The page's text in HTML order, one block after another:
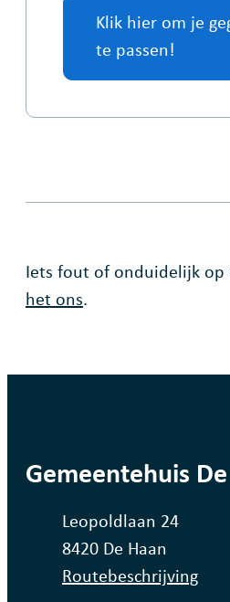
Klik hier om je
te passen!
Fout op deze
Iets fout of onduidelijk op
het ons.
contact
Gemeentehuis
AdresLeopoldlaan 24
,8420 De Haan
Routebeschrijving